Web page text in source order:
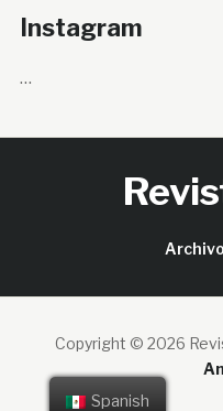
Instagram
…
Copyright © 2026
Spanish